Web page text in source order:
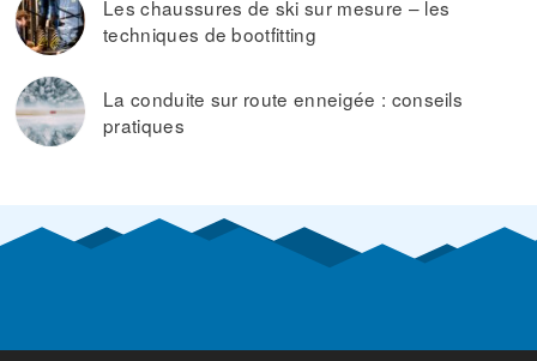
Les chaussures de ski sur mesure – les
techniques de bootfitting
La conduite sur route enneigée : conseils
pratiques